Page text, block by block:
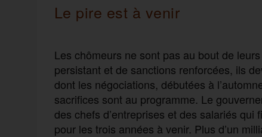
Le pire est à venir
Les chômeurs ne sont pas au bout de
persistant et de sanctions renforcées, ils
dont les négociations, débutées à
sacrifices sont au programme. Le
des chefs d’entreprises et des salariés
pour les trois années à venir. Plus d’un